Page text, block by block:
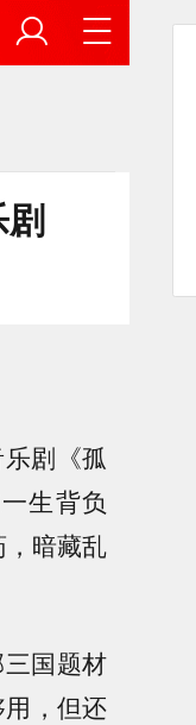
剧《孤
生背负
暗藏乱
国题材
，但还